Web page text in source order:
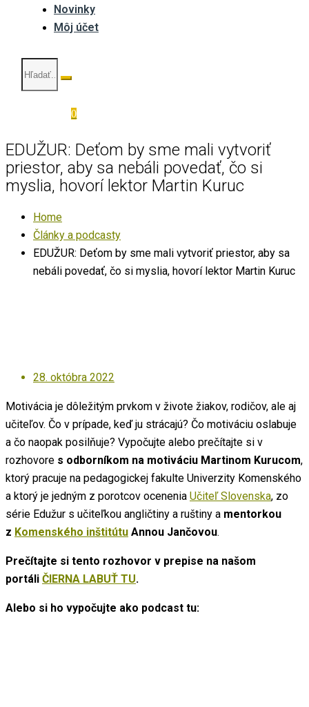
Novinky
Môj účet
0
EDUŽUR: Deťom by sme mali vytvoriť
priestor, aby sa nebáli povedať, čo si
myslia, hovorí lektor Martin Kuruc
Home
Články a podcasty
EDUŽUR: Deťom by sme mali vytvoriť priestor, aby sa
nebáli povedať, čo si myslia, hovorí lektor Martin Kuruc
Posted
28. októbra 2022
Motivácia je dôležitým prvkom v živote žiakov, rodičov, ale aj
učiteľov. Čo v prípade, keď ju strácajú? Čo motiváciu oslabuje
a čo naopak posilňuje? Vypočujte alebo prečítajte si v
rozhovore s odborníkom na motiváciu Martinom Kurucom,
ktorý pracuje na pedagogickej fakulte Univerzity Komenského
a ktorý je jedným z porotcov ocenenia Učiteľ Slovenska, zo
série Edužur s učiteľkou angličtiny a ruštiny a mentorkou
z Komenského inštitútu Annou Jančovou.
Prečítajte si tento rozhovor v prepise na našom
portáli ČIERNA LABUŤ TU.
Alebo si ho vypočujte ako podcast tu: